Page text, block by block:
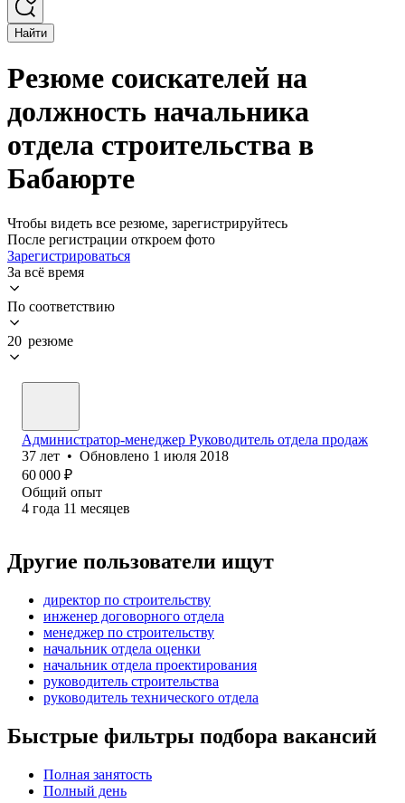
Найти
Резюме соискателей на
должность начальника
отдела строительства в
Бабаюрте
Чтобы видеть все резюме, зарегистрируйтесь
После регистрации откроем фото
Зарегистрироваться
За всё время
По соответствию
20 резюме
Администратор-менеджер Руководитель отдела продаж
37 лет • Обновлено 1 июля 2018
60 000 ₽
Общий опыт
4 года 11 месяцев
Другие пользователи ищут
директор по строительству
инженер договорного отдела
менеджер по строительству
начальник отдела оценки
начальник отдела проектирования
руководитель строительства
руководитель технического отдела
Быстрые фильтры подбора вакансий
Полная занятость
Полный день